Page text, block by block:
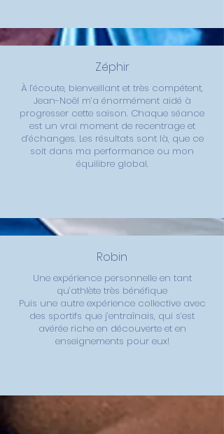
Zéphir
À l’écoute, bienveillant et très compétent,
Jean-Noël m’a énormément aidé à
progresser cette saison. Chaque séance
est un vrai moment de recentrage et
d’échanges. Les résultats sont là, que ce
soit dans ma performance ou mon
équilibre global.
Robin
Une expérience personnelle en tant
qu’athlète très bénéfique
Puis une autre expérience collective avec
des sportifs que j’entraînais, qui s’est
avérée riche en découverte et en
enseignements pour eux!